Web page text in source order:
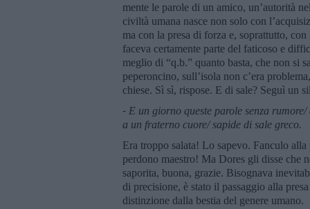
mente le parole di un amico, un’autorità
civiltà umana nasce non solo con
ma con la presa di forza e, soprattutto,
faceva certamente parte del faticoso e
meglio di “q.b.” quanto basta, che non si
peperoncino, sull’isola non c’era
chiese. Sì sì, rispose. E di sale? Seguì un
⁃ E un giorno queste parole senza
a un fraterno cuore/ sapide di sale greco.
Era troppo salata! Lo sapevo. Fanculo
perdono maestro! Ma Dores gli disse che
saporita, buona, grazie. Bisognava
di precisione, è stato il passaggio alla
distinzione dalla bestia del genere umano.